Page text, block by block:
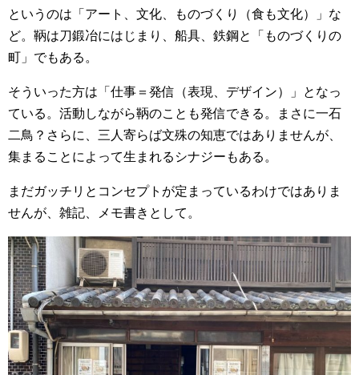
というのは「アート、文化、ものづくり（食も文化）」な
ど。鞆は刀鍛冶にはじまり、船具、鉄鋼と「ものづくりの
町」でもある。
そういった方は「仕事＝発信（表現、デザイン）」となっ
ている。活動しながら鞆のことも発信できる。まさに一石
二鳥？さらに、三人寄らば文殊の知恵ではありませんが、
集まることによって生まれるシナジーもある。
まだガッチリとコンセプトが定まっているわけではありま
せんが、雑記、メモ書きとして。